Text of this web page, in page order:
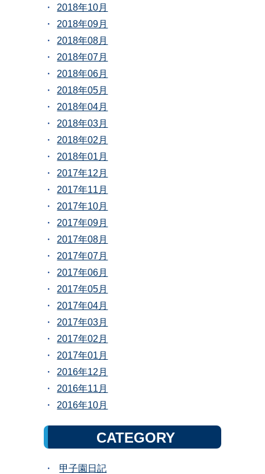
2018年10月
2018年09月
2018年08月
2018年07月
2018年06月
2018年05月
2018年04月
2018年03月
2018年02月
2018年01月
2017年12月
2017年11月
2017年10月
2017年09月
2017年08月
2017年07月
2017年06月
2017年05月
2017年04月
2017年03月
2017年02月
2017年01月
2016年12月
2016年11月
2016年10月
CATEGORY
甲子園日記